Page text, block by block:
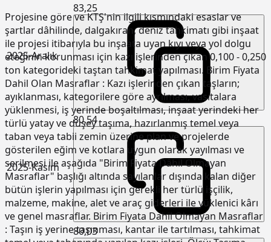
2025-Aralık
83,25
2025-Kasım
80,54
80,03
Projesine göre ve KTŞ'nin ilgili kısmındaki esaslar ve
şartlar dâhilinde, dalgakıran, deniz tahkimatı gibi inşaat
ile projesi itibarıyla bu inşaata uyan kıyı veya yol dolgu
eteğinin korunması için kazı işlerinden çıkan 0,100 - 0,250
ton kategorideki taştan tahkimat yapılması. Birim Fiyata
Dahil Olan Masraflar : Kazı işlerinden çıkan taşların;
ayıklanması, kategorilere göre ayrılması, vasıtalara
yüklenmesi, iş yerinde boşaltılması, inşaat yerindeki her
türlü yatay ve düşey taşıma, hazırlanmış temel veya
taban veya tabii zemin üzerine plan ve projelerde
gösterilen eğim ve kotlara uygun olarak yayılması ve
serilmesi ile aşağıda "Birim Fiyata Dâhil Olmayan
Masraflar" başlığı altında sayılanlar dışında kalan diğer
bütün işlerin yapılması için gerekli her türlü işçilik,
malzeme, makine, alet ve araç giderleri ile yüklenici kârı
ve genel masraflar. Birim Fiyata Dahil Olmayan Masraflar
: Taşın iş yerine taşınması, kantar ile tartılması, tahkimat